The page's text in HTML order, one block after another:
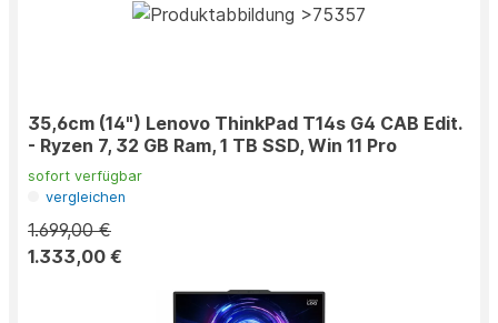
35,6cm (14") Lenovo ThinkPad T14s G4 CAB Edit.
- Ryzen 7, 32 GB Ram, 1 TB SSD, Win 11 Pro
sofort verfügbar
vergleichen
1.699,00 €
1.333,00 €